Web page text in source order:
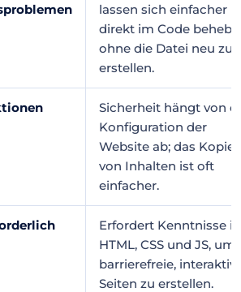
lassen sich einfacher
direkt im Code
ohne die Datei neu zu
erstellen.
Sicherheit hängt von
Konfiguration der
Website ab; das
von Inhalten ist oft
einfacher.
Erfordert Kenntnisse in
HTML, CSS und JS, um
barrierefreie,
Seiten zu erstellen.